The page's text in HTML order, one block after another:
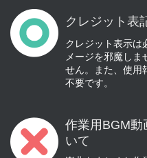
クレジット表
クレジット表示は
メージを邪魔しま
せん。また、使用
不要です。
作業用BGM動
いて